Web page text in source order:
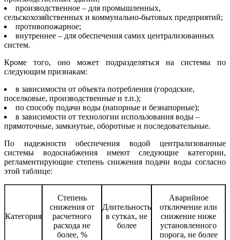
производственное – для промышленных,
сельскохозяйственных и коммунально-бытовых предприятий;
противопожарное;
внутреннее – для обеспечения самих централизованных
систем.
Кроме того, оно может подразделяться на системы по
следующим признакам:
в зависимости от объекта потребления (городские,
поселковые, производственные и т.п.);
по способу подачи воды (напорные и безнапорные);
в зависимости от технологии использования воды –
прямоточные, замкнутые, оборотные и последовательные.
По надежности обеспечения водой централизованные
системы водоснабжения имеют следующие категории,
регламентирующие степень снижения подачи воды согласно
этой таблице:
Категория
Степень
снижения от
расчетного
расхода не
более, %
Длительность
в сутках, не
более
Аварийное
отключение или
снижение ниже
установленного
порога, не более